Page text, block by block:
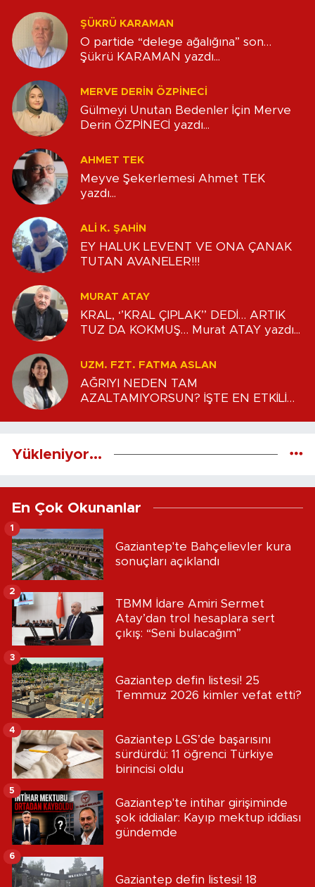
ŞÜKRÜ KARAMAN
O partide “delege ağalığına” son…
Şükrü KARAMAN yazdı...
MERVE DERIN ÖZPİNECİ
Gülmeyi Unutan Bedenler İçin Merve
Derin ÖZPİNECİ yazdı...
AHMET TEK
Meyve Şekerlemesi Ahmet TEK
yazdı...
ALİ K. ŞAHİN
EY HALUK LEVENT VE ONA ÇANAK
TUTAN AVANELER!!!
MURAT ATAY
KRAL, ‘’KRAL ÇIPLAK’’ DEDİ… ARTIK
TUZ DA KOKMUŞ… Murat ATAY yazdı...
UZM. FZT. FATMA ASLAN
AĞRIYI NEDEN TAM
AZALTAMIYORSUN? İŞTE EN ETKİLİ
Yükleniyor...
En Çok Okunanlar
Gaziantep'te Bahçelievler kura
sonuçları açıklandı
1
TBMM İdare Amiri Sermet
Atay’dan trol hesaplara sert
çıkış: “Seni bulacağım”
2
Gaziantep defin listesi! 25
Temmuz 2026 kimler vefat etti?
3
Gaziantep LGS’de başarısını
sürdürdü: 11 öğrenci Türkiye
birincisi oldu
4
Gaziantep'te intihar girişiminde
şok iddialar: Kayıp mektup iddiası
gündemde
5
Gaziantep defin listesi! 18
6